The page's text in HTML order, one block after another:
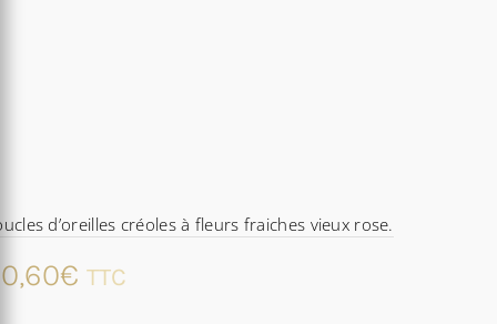
d’oreilles créoles à fleurs fraiches vieux rose.
€ TTC